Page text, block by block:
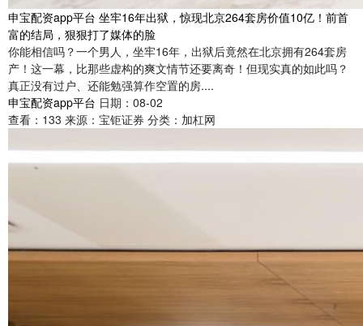
申宝配资app平台 坐牢16年出狱，惊现北京264套房价值10亿！前首
富的结局，狠狠打了媒体的脸
你能相信吗？一个男人，坐牢16年，出狱后竟然在北京拥有264套房
产！这一幕，比那些虚构的爽文情节还要离奇！但现实真的如此吗？
真正没有过户、还能勉强算作空置的房....
申宝配资app平台 日期：08-02
查看： 133 来源： 宝钜证券 分类： 加杠网